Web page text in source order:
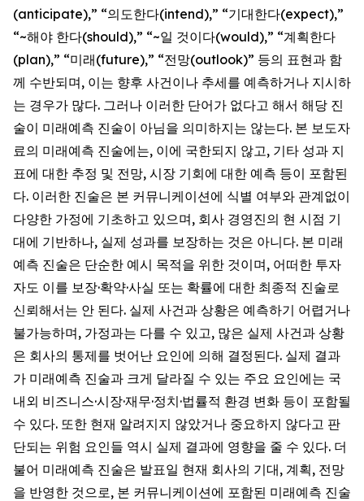
(anticipate),” “의도한다(intend),” “기대한다(expect),”
“~해야 한다(should),” “~일 것이다(would),” “계획한다
(plan),” “미래(future),” “전망(outlook)” 등의 표현과 함
께 수반되며, 이는 향후 사건이나 추세를 예측하거나 지시하
는 경우가 많다. 그러나 이러한 단어가 없다고 해서 해당 진
술이 미래예측 진술이 아님을 의미하지는 않는다. 본 보도자
료의 미래예측 진술에는, 이에 국한되지 않고, 기타 성과 지
표에 대한 추정 및 전망, 시장 기회에 대한 예측 등이 포함된
다. 이러한 진술은 본 커뮤니케이션에 식별 여부와 관계없이
다양한 가정에 기초하고 있으며, 회사 경영진의 현 시점 기
대에 기반하나, 실제 성과를 보장하는 것은 아니다. 본 미래
예측 진술은 단순한 예시 목적을 위한 것이며, 어떠한 투자
자도 이를 보장·확약·사실 또는 확률에 대한 최종적 진술로
신뢰해서는 안 된다. 실제 사건과 상황은 예측하기 어렵거나
불가능하며, 가정과는 다를 수 있고, 많은 실제 사건과 상황
은 회사의 통제를 벗어난 요인에 의해 결정된다. 실제 결과
가 미래예측 진술과 크게 달라질 수 있는 주요 요인에는 국
내외 비즈니스·시장·재무·정치·법률적 환경 변화 등이 포함될
수 있다. 또한 현재 알려지지 않았거나 중요하지 않다고 판
단되는 위험 요인들 역시 실제 결과에 영향을 줄 수 있다. 더
불어 미래예측 진술은 발표일 현재 회사의 기대, 계획, 전망
을 반영한 것으로, 본 커뮤니케이션에 포함된 미래예측 진술